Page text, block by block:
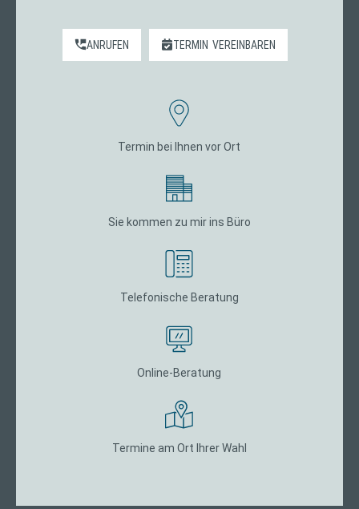
ANRUFEN TERMIN VEREINBAREN
Termin bei Ihnen vor Ort
Sie kommen zu mir ins Büro
Telefonische Beratung
Online-Beratung
Termine am Ort Ihrer Wahl